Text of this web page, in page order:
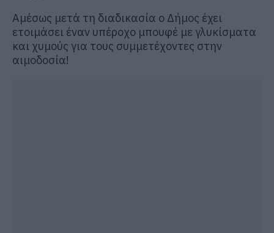
Αμέσως μετά τη διαδικασία ο Δήμος έχει
ετοιμάσει έναν υπέροχο μπουφέ με γλυκίσματα
και χυμούς για τους συμμετέχοντες στην
αιμοδοσία!